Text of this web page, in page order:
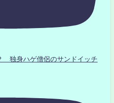
独身ハゲ僧侶のサンドイッチ